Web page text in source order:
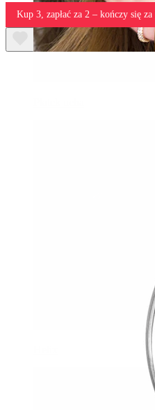
Kup 3, zapłać za 2 – kończy się za